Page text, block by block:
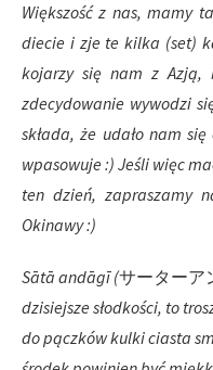
Większość z nas, mamy
diecie i zje te kilka (set)
kojarzy się nam z
zdecydowanie wywodzi
składa, że udało nam
wpasowuje :) Jeśli więc
ten dzień, zapraszamy
Okinawy :)
Sātā andāgī (サーターア
dzisiejsze słodkości, to
do pączków kulki ciasta